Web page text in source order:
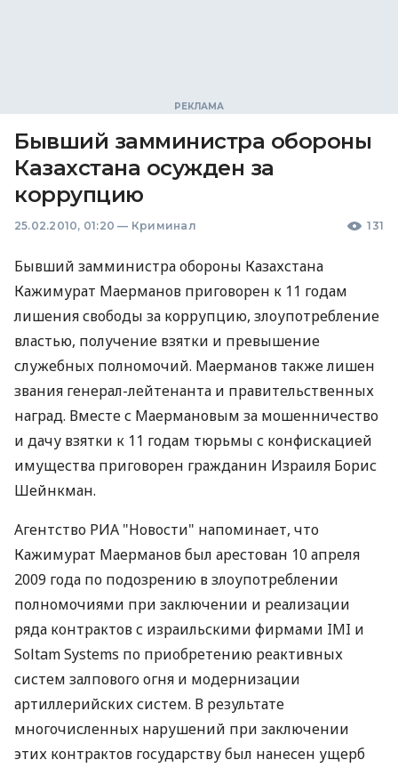
Бывший замминистра обороны
Казахстана осужден за
коррупцию
25.02.2010, 01:20 — Криминал 131
Бывший замминистра обороны Казахстана
Кажимурат Маерманов приговорен к 11 годам
лишения свободы за коррупцию, злоупотребление
властью, получение взятки и превышение
служебных полномочий. Маерманов также лишен
звания генерал-лейтенанта и правительственных
наград. Вместе с Маермановым за мошенничество
и дачу взятки к 11 годам тюрьмы с конфискацией
имущества приговорен гражданин Израиля Борис
Шейнкман.
Агентство РИА "Новости" напоминает, что
Кажимурат Маерманов был арестован 10 апреля
2009 года по подозрению в злоупотреблении
полномочиями при заключении и реализации
ряда контрактов с израильскими фирмами IMI и
Soltam Systems по приобретению реактивных
систем залпового огня и модернизации
артиллерийских систем. В результате
многочисленных нарушений при заключении
этих контрактов государству был нанесен ущерб